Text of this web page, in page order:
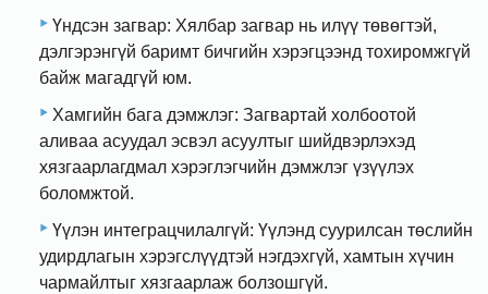
Үндсэн загвар: Хялбар загвар нь илүү төвөгтэй,
дэлгэрэнгүй баримт бичгийн хэрэгцээнд тохиромжгүй
байж магадгүй юм.
Хамгийн бага дэмжлэг: Загвартай холбоотой
аливаа асуудал эсвэл асуултыг шийдвэрлэхэд
хязгаарлагдмал хэрэглэгчийн дэмжлэг үзүүлэх
боломжтой.
Үүлэн интеграцчилалгүй: Үүлэнд суурилсан төслийн
удирдлагын хэрэгслүүдтэй нэгдэхгүй, хамтын хүчин
чармайлтыг хязгаарлаж болзошгүй.